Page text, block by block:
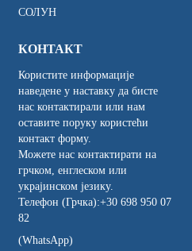
СОЛУН
КОНТАКТ
Користите информације
наведене у наставку да бисте
нас контактирали или нам
оставите поруку користећи
контакт форму.
Можете нас контактирати на
грчком, енглеском или
украјинском језику.
Телефон (Грчка):+30 698 950 07
82
(WhatsApp)